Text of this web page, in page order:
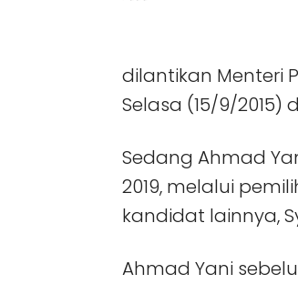
dilantikan Menteri
Selasa (15/9/2015)
Sedang Ahmad
2019, melalui
kandidat lainnya,
Ahmad Yani